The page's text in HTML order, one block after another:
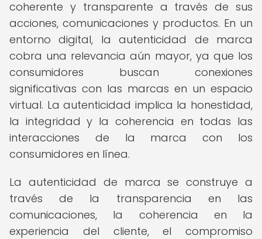
coherente y transparente a través de sus
acciones, comunicaciones y productos. En un
entorno digital, la autenticidad de marca
cobra una relevancia aún mayor, ya que los
consumidores buscan conexiones
significativas con las marcas en un espacio
virtual. La autenticidad implica la honestidad,
la integridad y la coherencia en todas las
interacciones de la marca con los
consumidores en línea.
La autenticidad de marca se construye a
través de la transparencia en las
comunicaciones, la coherencia en la
experiencia del cliente, el compromiso